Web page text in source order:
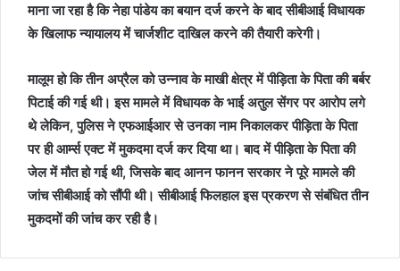
माना जा रहा है कि नेहा पांडेय का बयान दर्ज करने के बाद सीबीआई विधायक
के खिलाफ न्यायालय में चार्जशीट दाखिल करने की तैयारी करेगी।
मालूम हो कि तीन अप्रैल को उन्नाव के माखी क्षेत्र में पीड़िता के पिता की बर्बर
पिटाई की गई थी। इस मामले में विधायक के भाई अतुल सेंगर पर आरोप लगे
थे लेकिन, पुलिस ने एफआईआर से उनका नाम निकालकर पीड़िता के पिता
पर ही आर्म्स एक्ट में मुकदमा दर्ज कर दिया था। बाद में पीड़िता के पिता की
जेल में मौत हो गई थी, जिसके बाद आनन फानन सरकार ने पूरे मामले की
जांच सीबीआई को सौंपी थी। सीबीआई फिलहाल इस प्रकरण से संबंधित तीन
मुकदमों की जांच कर रही है।